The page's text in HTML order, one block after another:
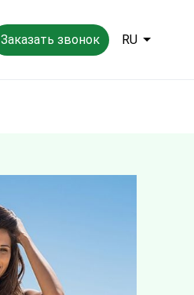
Заказать звонок RU